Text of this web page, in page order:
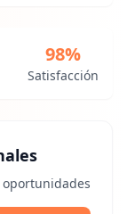
98%
Satisfacción